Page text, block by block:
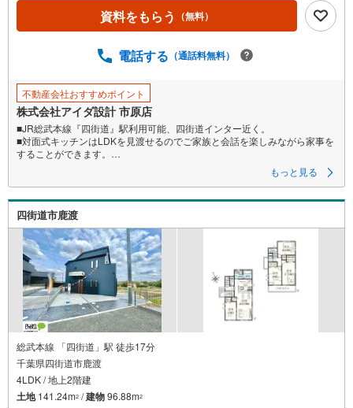
に
資料をもらう （無料）
電話する （通話料無料）
不動産会社おすすめポイント
株式会社アイダ設計 市原店
■JR総武本線『四街道』駅利用可能、四街道インター近く。
■対面式キッチンはLDKを見渡せるのでご家族と会話を楽しみながら家事を
することができます。
■カースペース3台完備！ゆとりある生活を送ることができます。もっと見る
四街道市鹿渡
総武本線 「四街道」駅 徒歩17分
千葉県四街道市鹿渡
4LDK / 地上2階建
土地141.24m2 /建物96.88m2